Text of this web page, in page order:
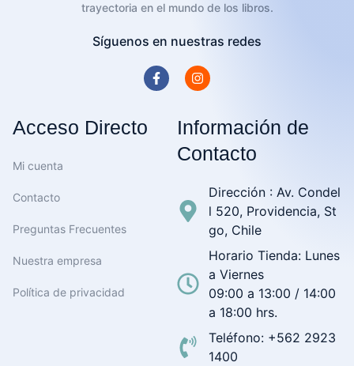
trayectoria en el mundo de los libros.
Síguenos en nuestras redes
Acceso Directo
Mi cuenta
Contacto
Preguntas Frecuentes
Nuestra empresa
Política de privacidad
Información de
Contacto
Dirección : Av. Condel
l 520, Providencia, St
go, Chile
Horario Tienda: Lunes
a Viernes
09:00 a 13:00 / 14:00
a 18:00 hrs.
Teléfono: +562 2923
1400